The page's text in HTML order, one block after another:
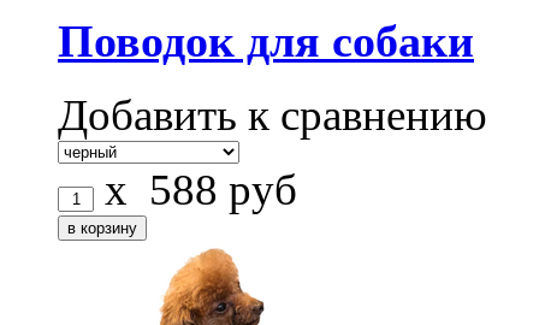
Поводок для собаки
Добавить к сравнению
x 588 руб